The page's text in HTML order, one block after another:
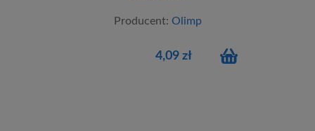
Producent: Olimp
4,09 zł